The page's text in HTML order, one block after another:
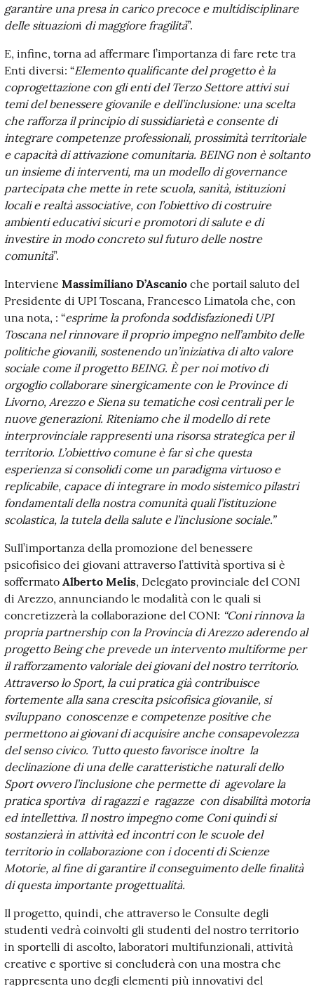
garantire una presa in carico precoce e multidisciplinare
delle situazioni di maggiore fragilità”.
E, infine, torna ad affermare l’importanza di fare rete tra
Enti diversi: “Elemento qualificante del progetto è la
coprogettazione con gli enti del Terzo Settore attivi sui
temi del benessere giovanile e dell’inclusione: una scelta
che rafforza il principio di sussidiarietà e consente di
integrare competenze professionali, prossimità territoriale
e capacità di attivazione comunitaria. BEING non è soltanto
un insieme di interventi, ma un modello di governance
partecipata che mette in rete scuola, sanità, istituzioni
locali e realtà associative, con l’obiettivo di costruire
ambienti educativi sicuri e promotori di salute e di
investire in modo concreto sul futuro delle nostre
comunità”.
Interviene Massimiliano D’Ascanio che portail saluto del
Presidente di UPI Toscana, Francesco Limatola che, con
una nota, : “esprime la profonda soddisfazionedi UPI
Toscana nel rinnovare il proprio impegno nell’ambito delle
politiche giovanili, sostenendo un’iniziativa di alto valore
sociale come il progetto BEING. È per noi motivo di
orgoglio collaborare sinergicamente con le Province di
Livorno, Arezzo e Siena su tematiche così centrali per le
nuove generazioni. Riteniamo che il modello di rete
interprovinciale rappresenti una risorsa strategica per il
territorio. L’obiettivo comune è far sì che questa
esperienza si consolidi come un paradigma virtuoso e
replicabile, capace di integrare in modo sistemico pilastri
fondamentali della nostra comunità quali l’istituzione
scolastica, la tutela della salute e l’inclusione sociale.”
Sull’importanza della promozione del benessere
psicofisico dei giovani attraverso l’attività sportiva si è
soffermato Alberto Melis, Delegato provinciale del CONI
di Arezzo, annunciando le modalità con le quali si
concretizzerà la collaborazione del CONI: “Coni rinnova la
propria partnership con la Provincia di Arezzo aderendo al
progetto Being che prevede un intervento multiforme per
il rafforzamento valoriale dei giovani del nostro territorio.
Attraverso lo Sport, la cui pratica già contribuisce
fortemente alla sana crescita psicofisica giovanile, si
sviluppano conoscenze e competenze positive che
permettono ai giovani di acquisire anche consapevolezza
del senso civico. Tutto questo favorisce inoltre la
declinazione di una delle caratteristiche naturali dello
Sport ovvero l’inclusione che permette di agevolare la
pratica sportiva di ragazzi e ragazze con disabilità motoria
ed intellettiva. Il nostro impegno come Coni quindi si
sostanzierà in attività ed incontri con le scuole del
territorio in collaborazione con i docenti di Scienze
Motorie, al fine di garantire il conseguimento delle finalità
di questa importante progettualità.
Il progetto, quindi, che attraverso le Consulte degli
studenti vedrà coinvolti gli studenti del nostro territorio
in sportelli di ascolto, laboratori multifunzionali, attività
creative e sportive si concluderà con una mostra che
rappresenta uno degli elementi più innovativi del